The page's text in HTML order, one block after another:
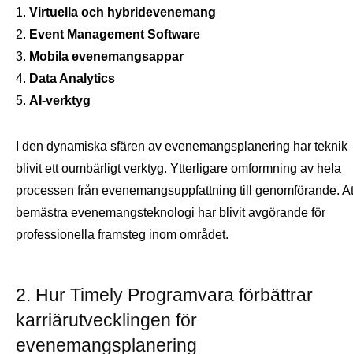
Virtuella och hybridevenemang
Event Management Software
Mobila evenemangsappar
Data Analytics
AI-verktyg
I den dynamiska sfären av evenemangsplanering har teknik
blivit ett oumbärligt verktyg. Ytterligare omformning av hela
processen från evenemangsuppfattning till genomförande.
bemästra evenemangsteknologi har blivit avgörande för
professionella framsteg inom området.
2. Hur Timely Programvara förbättrar
karriärutvecklingen för
evenemangsplanering